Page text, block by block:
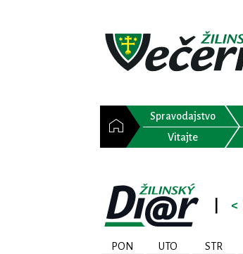
Spravodajstvo
Vitajte
<
PON UTO STR